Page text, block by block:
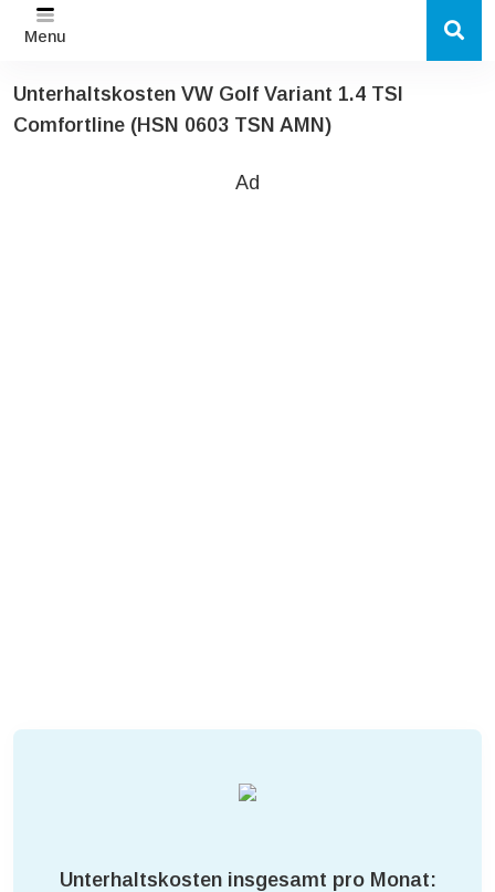
Menu
Unterhaltskosten VW Golf Variant 1.4 TSI
Comfortline (HSN 0603 TSN AMN)
Ad
Unterhaltskosten insgesamt pro Monat: